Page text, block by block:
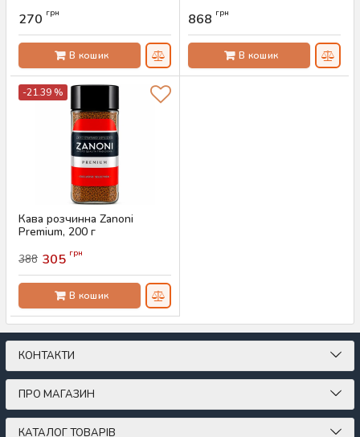
Артикул:
270 грн
В кошик
868 грн
В кошик
-21.39 %
Кава розчинна Zanoni
Premium, 200 г
388 305 грн
В кошик
КОНТАКТИ
ПРО МАГАЗИН
КАТАЛОГ ТОВАРІВ